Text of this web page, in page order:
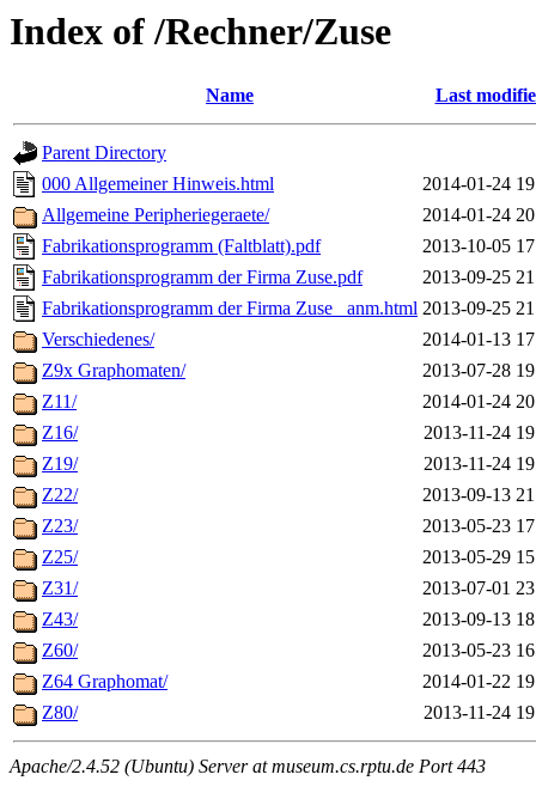
Index of /Rechner/Zuse
Name Last
Parent Directory
000 Allgemeiner Hinweis.html
2014-01-24
Allgemeine Peripheriegeraete/
2014-01-24
Fabrikationsprogramm (Faltblatt).pdf
2013-10-05
Fabrikationsprogramm der Firma Zuse.pdf
2013-09-25
Fabrikationsprogramm der Firma Zuse _anm.html 2013-09-25
Verschiedenes/
2014-01-13
Z9x Graphomaten/
2013-07-28
Z11/
2014-01-24
Z16/
2013-11-24
Z19/
2013-11-24
Z22/
2013-09-13
Z23/
2013-05-23
Z25/
2013-05-29
Z31/
2013-07-01
Z43/
2013-09-13
Z60/
2013-05-23
Z64 Graphomat/
2014-01-22
Z80/
2013-11-24
Apache/2.4.52 (Ubuntu) Server at museum.cs.rptu.de Port 443